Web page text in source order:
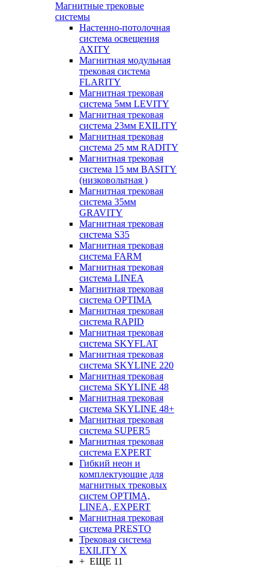
Магнитные трековые
системы
Настенно-потолочная
система освещения
AXITY
Магнитная модульная
трековая система
FLARITY
Магнитная трековая
система 5мм LEVITY
Магнитная трековая
система 23мм EXILITY
Магнитная трековая
система 25 мм RADITY
Магнитная трековая
система 15 мм BASITY
(низковольтная )
Магнитная трековая
система 35мм
GRAVITY
Магнитная трековая
система S35
Магнитная трековая
система FARM
Магнитная трековая
система LINEA
Магнитная трековая
система OPTIMA
Магнитная трековая
система RAPID
Магнитная трековая
система SKYFLAT
Магнитная трековая
система SKYLINE 220
Магнитная трековая
система SKYLINE 48
Магнитная трековая
система SKYLINE 48+
Магнитная трековая
система SUPER5
Магнитная трековая
система EXPERT
Гибкий неон и
комплектующие для
магнитных трековых
систем OPTIMA,
LINEA, EXPERT
Магнитная трековая
система PRESTO
Трековая система
EXILITY X
+ ЕЩЕ 11